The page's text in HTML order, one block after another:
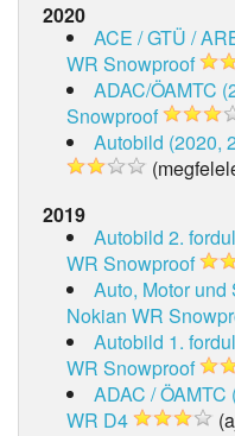
2020
ACE / GTÜ /
WR Snowproof
ADAC/ÖAMTC
Snowproof
Autobild (2020,
2019
Autobild 2.
WR Snowproof
Auto, Motor und
Nokian WR
Autobild 1.
WR Snowproof
ADAC /
WR D4